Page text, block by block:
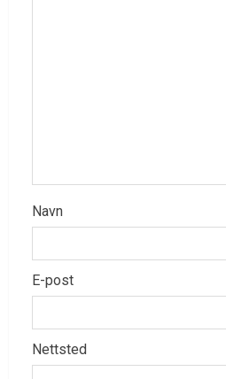
Navn
E-post
Nettsted